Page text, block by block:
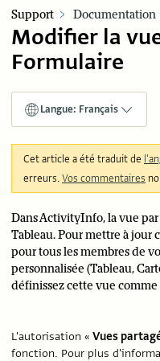
Support Documentation
Modifier la
Formulaire
Langue: Français
Cet article a été traduit de
erreurs.Vos commentaires
Dans ActivityInfo, la vue
Tableau. Pour mettre à jour
pour tous les membres de
personnalisée (Tableau,
définissez cette vue
L'autorisation « Vues
fonction. Pour plus